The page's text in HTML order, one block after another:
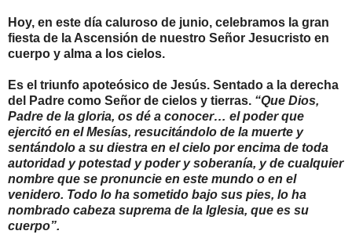
Hoy, en este día caluroso de junio, celebramos la gran
fiesta de la Ascensión de nuestro Señor Jesucristo en
cuerpo y alma a los cielos.
Es el triunfo apoteósico de Jesús. Sentado a la derecha
del Padre como Señor de cielos y tierras. “Que Dios,
Padre de la gloria, os dé a conocer… el poder que
ejercitó en el Mesías, resucitándolo de la muerte y
sentándolo a su diestra en el cielo por encima de toda
autoridad y potestad y poder y soberanía, y de cualquier
nombre que se pronuncie en este mundo o en el
venidero. Todo lo ha sometido bajo sus pies, lo ha
nombrado cabeza suprema de la Iglesia, que es su
cuerpo”.